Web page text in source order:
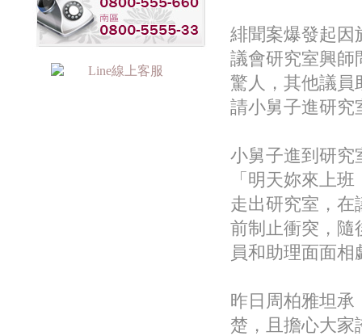
緋聞案爆發起因
議會研究室興師
驚人，其他議員
請小舅子進研
小舅子進到研究
「明天妳來上
走出研究室，在
前制止衝突，隨
員和助理面面
昨日周柏雅坦承
楚，且擔心大家